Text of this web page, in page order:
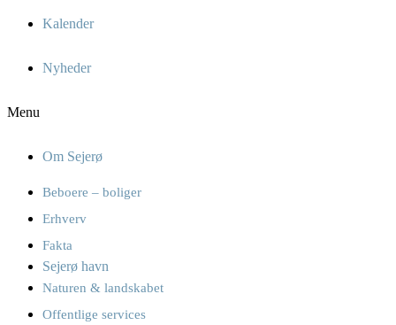
Kalender
Nyheder
Menu
Om Sejerø
Beboere – boliger
Erhverv
Fakta
Sejerø havn
Naturen & landskabet
Offentlige services